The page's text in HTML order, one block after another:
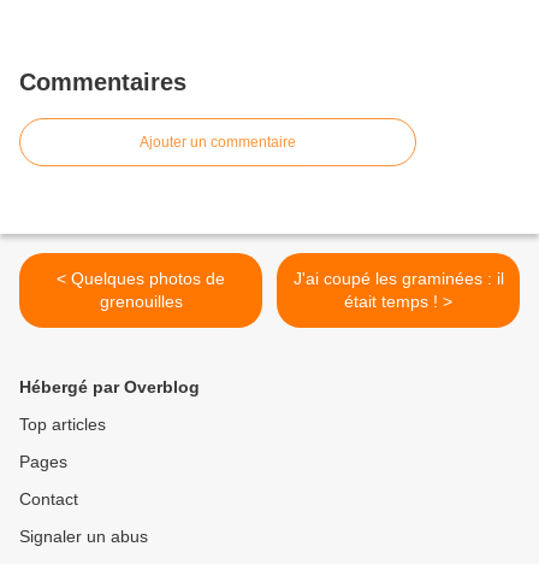
Commentaires
Ajouter un commentaire
< Quelques photos de
grenouilles
J'ai coupé les graminées : il
était temps ! >
Hébergé par Overblog
Top articles
Pages
Contact
Signaler un abus